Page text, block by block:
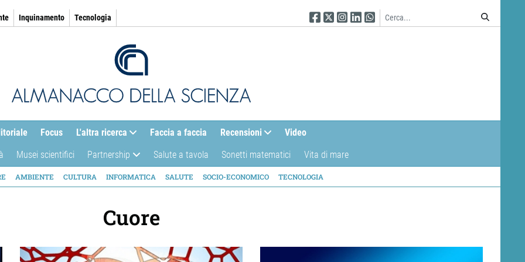
Inquinamento Tecnologia Seguici su Facebook
Seguici su Twitter
Seguici su Instagram
Seguici su Linkedin
Seguici su WhatsApp
Focus L'altra ricerca Faccia a faccia Recensioni Video
Musei scientifici Partnership Salute a tavola Sonetti matematici Vita di mare
AMBIENTE CULTURA INFORMATICA SALUTE SOCIO-ECONOMICO TECNOLOGIA
Cuore